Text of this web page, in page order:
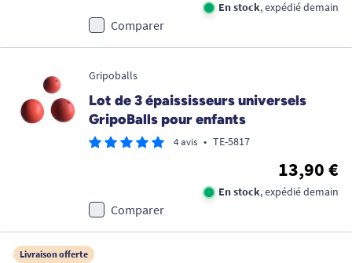
En stock, expédié demain
Comparer
Gripoballs
Lot de 3 épaississeurs universels
GripoBalls pour enfants
4 avis • TE-5817
13,90 €
En stock, expédié demain
Comparer
Livraison offerte